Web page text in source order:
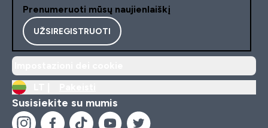
Prenumeruoti mūsų naujienlaiškį
UŽSIREGISTRUOTI
Susisiekite su mumis